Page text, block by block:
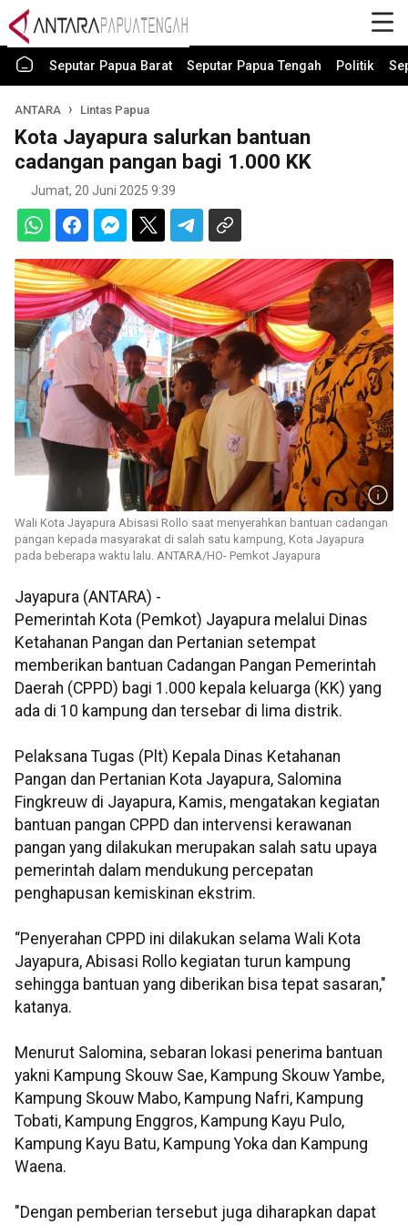
Seputar Papua Barat Seputar Papua Tengah Politik
ANTARA Lintas Papua
Kota Jayapura salurkan bantuan
cadangan pangan bagi 1.000 KK
Jumat, 20 Juni 2025 9:39
Wali Kota Jayapura Abisasi Rollo saat menyerahkan bantuan cadangan
pangan kepada masyarakat di salah satu kampung, Kota Jayapura
pada beberapa waktu lalu. ANTARA/HO- Pemkot Jayapura
Jayapura (ANTARA) -
Pemerintah Kota (Pemkot) Jayapura melalui Dinas
Ketahanan Pangan dan Pertanian setempat
memberikan bantuan Cadangan Pangan Pemerintah
Daerah (CPPD) bagi 1.000 kepala keluarga (KK) yang
ada di 10 kampung dan tersebar di lima distrik.
Pelaksana Tugas (Plt) Kepala Dinas Ketahanan
Pangan dan Pertanian Kota Jayapura, Salomina
Fingkreuw di Jayapura, Kamis, mengatakan kegiatan
bantuan pangan CPPD dan intervensi kerawanan
pangan yang dilakukan merupakan salah satu upaya
pemerintah dalam mendukung percepatan
penghapusan kemiskinan ekstrim.
“Penyerahan CPPD ini dilakukan selama Wali Kota
Jayapura, Abisasi Rollo kegiatan turun kampung
sehingga bantuan yang diberikan bisa tepat sasaran,"
katanya.
Menurut Salomina, sebaran lokasi penerima bantuan
yakni Kampung Skouw Sae, Kampung Skouw Yambe,
Kampung Skouw Mabo, Kampung Nafri, Kampung
Tobati, Kampung Enggros, Kampung Kayu Pulo,
Kampung Kayu Batu, Kampung Yoka dan Kampung
Waena.
"Dengan pemberian tersebut juga diharapkan dapat